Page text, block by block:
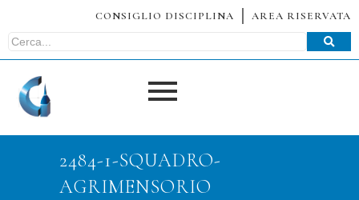
CONSIGLIO DISCIPLINA AREA RISERVATA
2484-1-SQUADRO-
AGRIMENSORIO